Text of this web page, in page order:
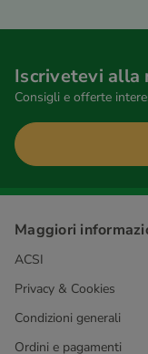
Iscrivetevi
Consigli e offerte
Maggiori
ACSI
Privacy & Cookies
Condizioni generali
Ordini e pagamenti